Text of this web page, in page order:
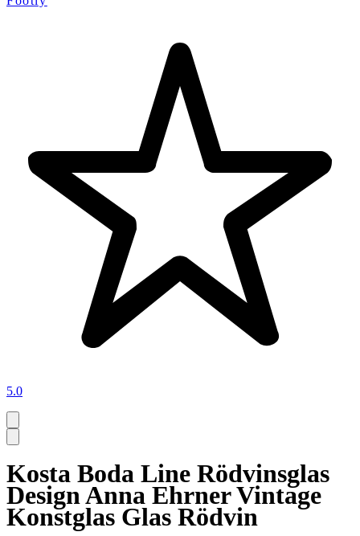
5.0
Kosta Boda Line Rödvinsglas
Design Anna Ehrner Vintage
Konstglas Glas Rödvin